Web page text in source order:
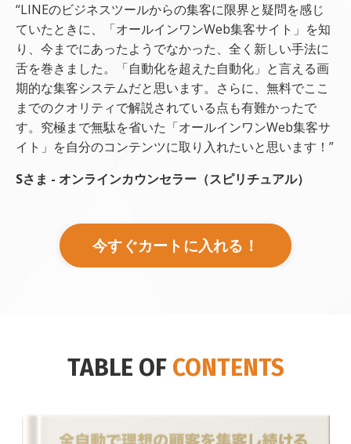
“LINEのビジネスツールからの集客に限界と疑問を感じ
ていたときに、「オールインワンWeb集客サイト」を知
り、今までにあったようでなかった、全く新しい手法に
舌を巻きました。「自動化を超えた自動化」と言える画
期的な集客システムだと思います。さらに、無料でここ
までのクオリティで解説されている点も有難かったで
す。究極まで無駄を省いた「オールインワンWeb集客サ
イト」を自分のコンテンツに取り入れたいと思います！”
Sさま - オンラインカウンセラー（スピリチュアル）
今すぐカートに入れる！
TABLE OF CONTENTS